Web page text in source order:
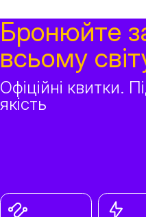
Бронюйте
всьому
Офіційні квитки.
якість